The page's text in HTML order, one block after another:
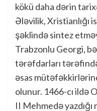
kökü daha dərin
Ələvilik, Xristianlığı
şəklində sintez
Trabzonlu Georgi,
tərəfdarları
əsas
olunur. 1466-cı ildə
II Mehmedə